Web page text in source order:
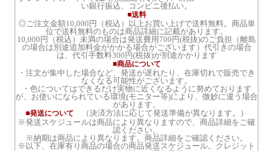
い銀行振込、コンビニ後払い。
■送料
◎ご注文金額10,000円（税込）以上お買い上げで送料無料。商品単
位で送料無料のものは商品詳細に記載があります。
10,000円（税込）未満の場合は発送費用700円(税抜)のご負担（離島
の場合は別途追加料金がかかる場合がございます）代引きの場合
は、代引手数料300円(税抜)が別途かかります
■商品について
・注文が集中した場合など、発送が遅れたり、在庫切れで販売でき
なくなる可能性がございます。
・色についてはできるだけ実物に近くなるように努めております
が、お使いになられている環境(モニター等)により、微妙に違う場合
があります。
■発送について （決済方法に応じて発送準備が異なります。）
※発送スケジュールは商品により異なりますので、商品詳細をご確
認ください。
※納期は商品により異なります。商品詳細をご確認ください。
※以下、在庫有り商品の場合の商品発送スケジュール。クレジット